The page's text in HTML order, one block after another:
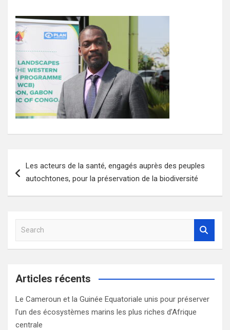
de
Les acteurs de la santé, engagés auprès des peuples
autochtones, pour la préservation de la biodiversité
a
c
Articles récents
Le Cameroun et la Guinée Equatoriale unis pour préserver
l’un des écosystèmes marins les plus riches d’Afrique
centrale